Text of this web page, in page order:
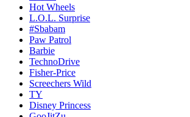
Hot Wheels
L.O.L. Surprise
#Sbabam
Paw Patrol
Barbie
TechnoDrive
Fisher-Price
Screechers Wild
TY
Disney Princess